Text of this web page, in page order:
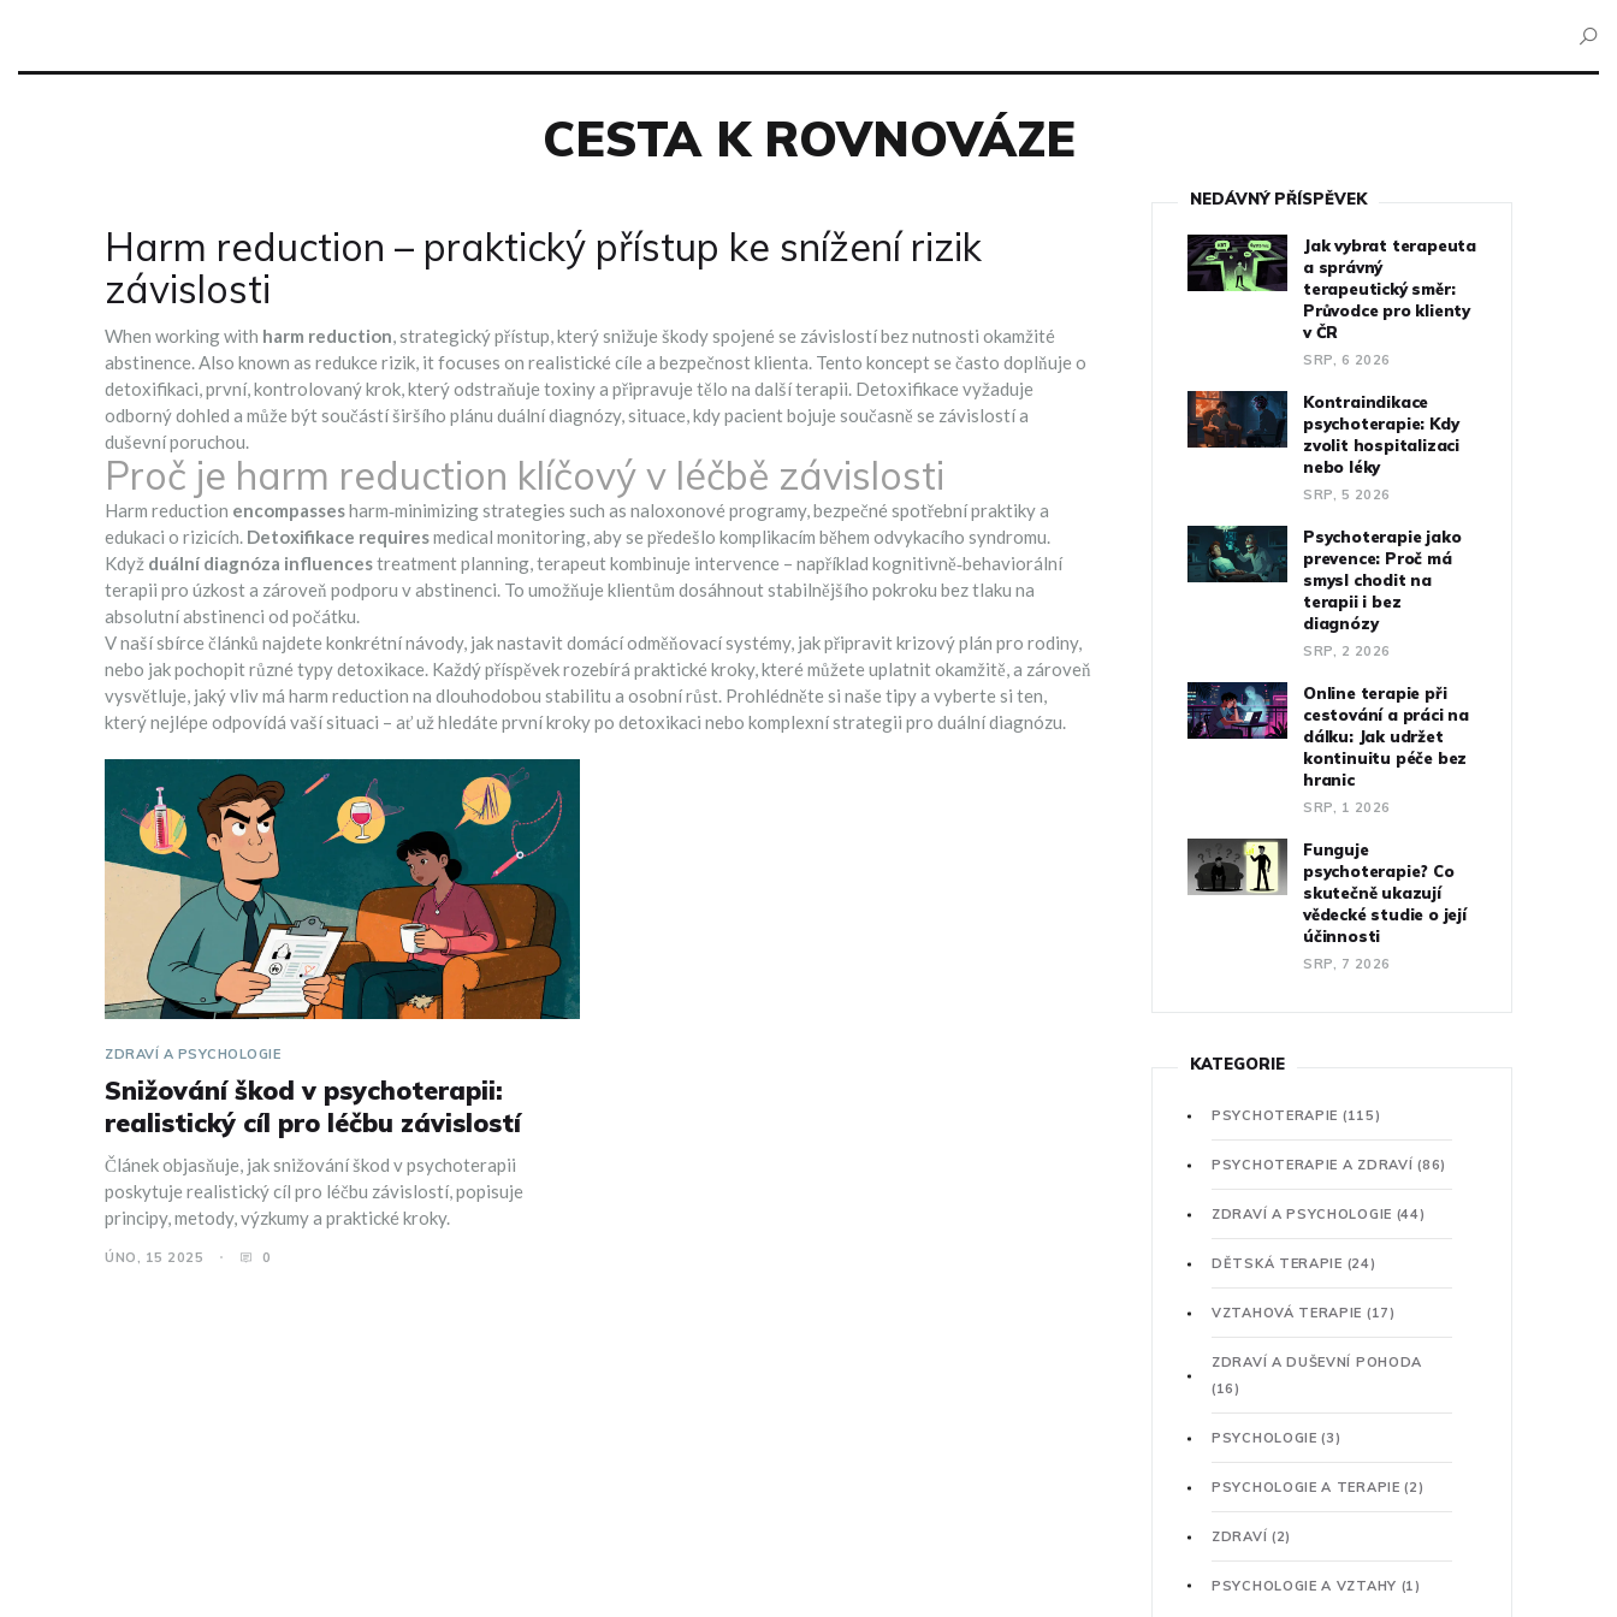
CESTA K ROVNOVÁZE
Harm reduction – praktický přístup ke snížení rizik
závislosti
When working with harm reduction,strategický přístup, který snižuje škody spojené se závislostí bez nutnosti okamžité
abstinence. Also known as redukce rizik, it focuses on realistické cíle a bezpečnost klienta. Tento koncept se často doplňuje o
detoxifikaci,první, kontrolovaný krok, který odstraňuje toxiny a připravuje tělo na další terapii. Detoxifikace vyžaduje
odborný dohled a může být součástí širšího plánu duální diagnózy,situace, kdy pacient bojuje současně se závislostí a
duševní poruchou.
Proč je harm reduction klíčový v léčbě závislosti
Harm reduction encompassesharm‑minimizing strategies such as naloxonové programy, bezpečné spotřební praktiky a
edukaci o rizicích. Detoxifikace requiresmedical monitoring, aby se předešlo komplikacím během odvykacího syndromu.
Když duální diagnóza influencestreatment planning, terapeut kombinuje intervence – například kognitivně‑behaviorální
terapii pro úzkost a zároveň podporu v abstinenci. To umožňuje klientům dosáhnout stabilnějšího pokroku bez tlaku na
absolutní abstinenci od počátku.
V naší sbírce článků najdete konkrétní návody, jak nastavit domácí odměňovací systémy, jak připravit krizový plán pro rodiny,
nebo jak pochopit různé typy detoxikace. Každý příspěvek rozebírá praktické kroky, které můžete uplatnit okamžitě, a zároveň
vysvětluje, jaký vliv má harm reduction na dlouhodobou stabilitu a osobní růst. Prohlédněte si naše tipy a vyberte si ten,
který nejlépe odpovídá vaší situaci – ať už hledáte první kroky po detoxikaci nebo komplexní strategii pro duální diagnózu.
ZDRAVÍ A PSYCHOLOGIE
Snižování škod v psychoterapii:
realistický cíl pro léčbu závislostí
Článek objasňuje, jak snižování škod v psychoterapii
poskytuje realistický cíl pro léčbu závislostí, popisuje
principy, metody, výzkumy a praktické kroky.
ÚNO, 15 2025 0
NEDÁVNÝ PŘÍSPĚVEK
Jak vybrat terapeuta
a správný
terapeutický směr:
Průvodce pro klienty
v ČR
SRP, 6 2026
Kontraindikace
psychoterapie: Kdy
zvolit hospitalizaci
nebo léky
SRP, 5 2026
Psychoterapie jako
prevence: Proč má
smysl chodit na
terapii i bez
diagnózy
SRP, 2 2026
Online terapie při
cestování a práci na
dálku: Jak udržet
kontinuitu péče bez
hranic
SRP, 1 2026
Funguje
psychoterapie? Co
skutečně ukazují
vědecké studie o její
účinnosti
SRP, 7 2026
KATEGORIE
PSYCHOTERAPIE (115)
PSYCHOTERAPIE A ZDRAVÍ(86)
ZDRAVÍ A PSYCHOLOGIE (44)
DĚTSKÁ TERAPIE (24)
VZTAHOVÁ TERAPIE (17)
ZDRAVÍ A DUŠEVNÍ POHODA
(16)
PSYCHOLOGIE(3)
PSYCHOLOGIE A TERAPIE(2)
ZDRAVÍ (2)
PSYCHOLOGIE A VZTAHY (1)